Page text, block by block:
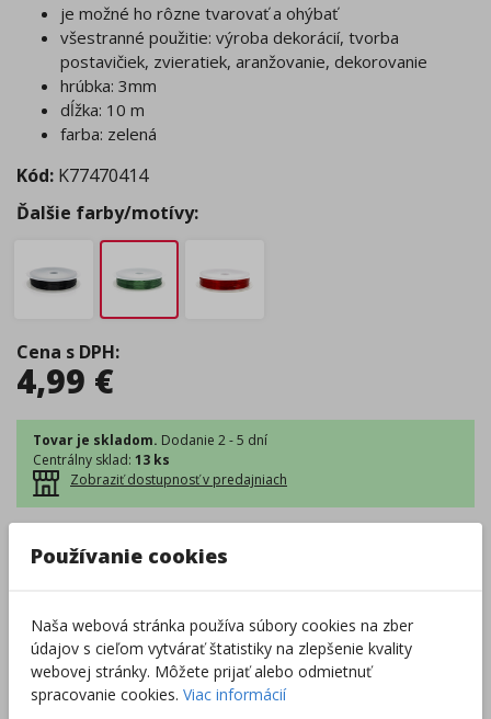
je možné ho rôzne tvarovať a ohýbať
všestranné použitie: výroba dekorácií, tvorba
postavičiek, zvieratiek, aranžovanie, dekorovanie
hrúbka: 3mm
dĺžka: 10 m
farba: zelená
Kód: K77470414
Ďalšie farby/motívy:
Cena s DPH:
4,99 €
Tovar je skladom. Dodanie 2 - 5 dní
Centrálny sklad: 13 ks
Zobraziť dostupnosť v predajniach
– +
Do košíka
Pri nákupe zaďalších
Používanie cookies
Naša webová stránka používa súbory cookies na zber
údajov s cieľom vytvárať štatistiky na zlepšenie kvality
webovej stránky. Môžete prijať alebo odmietnuť
spracovanie cookies. Viac informácií